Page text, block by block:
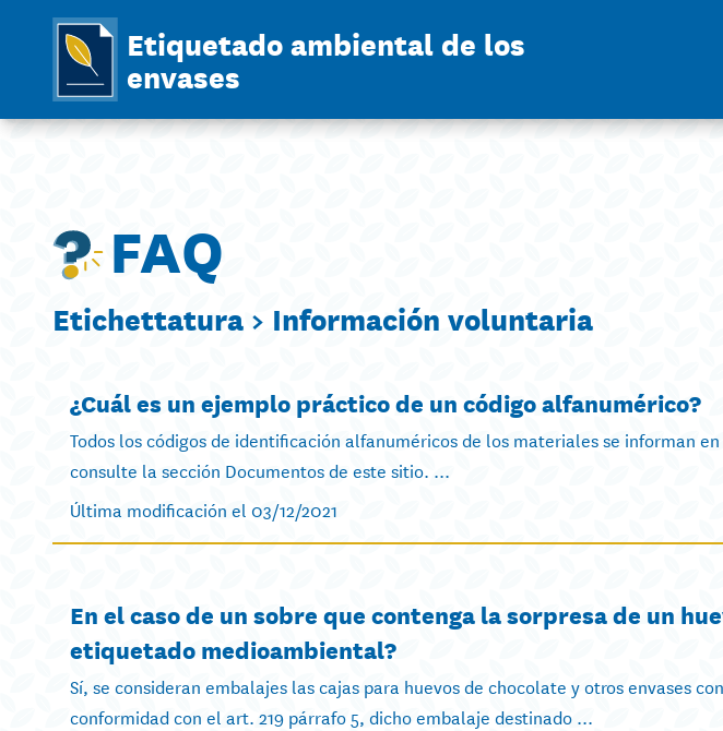
Etiquetado ambiental de los
envases
FAQ
Etichettatura > Información voluntaria
¿Cuál es un ejemplo práctico de un código alfanumérico?
Todos los códigos de identificación alfanuméricos de los materiales se informan
consulte la sección Documentos de este sitio. ...
Última modificación el 03/12/2021
En el caso de un sobre que contenga la sorpresa de un
etiquetado medioambiental?
Sí, se consideran embalajes las cajas para huevos de chocolate y otros envases
conformidad con el art. 219 párrafo 5, dicho embalaje destinado ...